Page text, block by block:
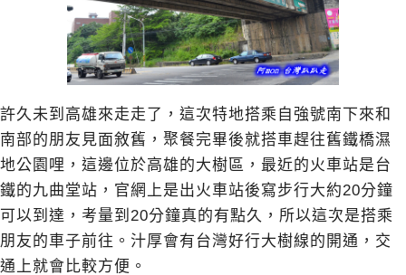
許久未到高雄來走走了，這次特地搭乘自強號南下來和
南部的朋友見面敘舊，聚餐完畢後就搭車趕往舊鐵橋濕
地公園哩，這邊位於高雄的大樹區，最近的火車站是台
鐵的九曲堂站，官網上是出火車站後寫步行大約20分鐘
可以到達，考量到20分鐘真的有點久，所以這次是搭乘
朋友的車子前往。汁厚會有台灣好行大樹線的開通，交
通上就會比較方便。